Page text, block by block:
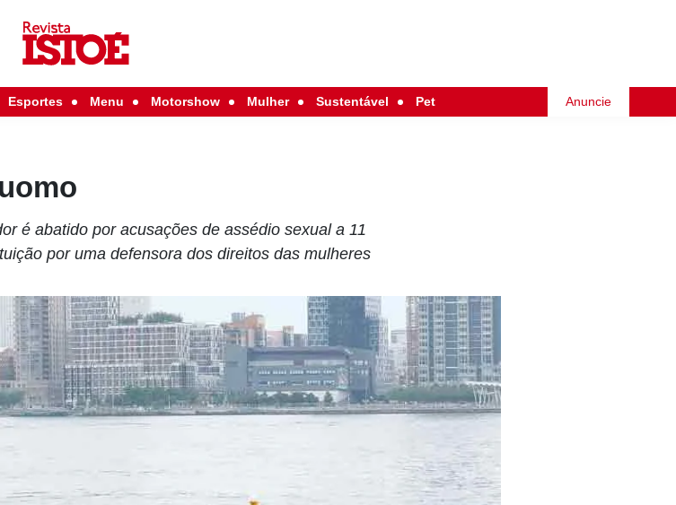
Esportes Menu Motorshow Mulher Sustentável Pet Anuncie
é abatido por acusações de assédio sexual a 11
por uma defensora dos direitos das mulheres